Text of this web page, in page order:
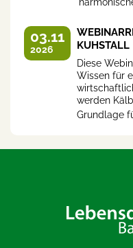
03.11
2026
KUHSTALL
Diese
Wissen für
werden
Grundlage